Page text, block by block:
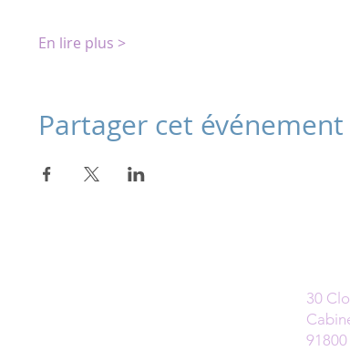
En lire plus >
Partager cet événement
30